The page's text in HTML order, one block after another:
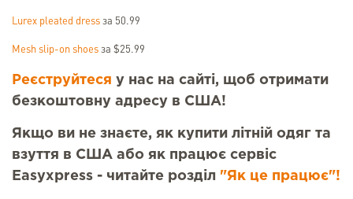
Lurex pleated dress за 50.99
Mesh slip-on shoes за $25.99
Реєструйтеся у нас на сайті, щоб отримати
безкоштовну адресу в США!
Якщо ви не знаєте, як купити літній одяг та
взуття в США або як працює сервіс
Easyxpress - читайте розділ "Як це працює"!